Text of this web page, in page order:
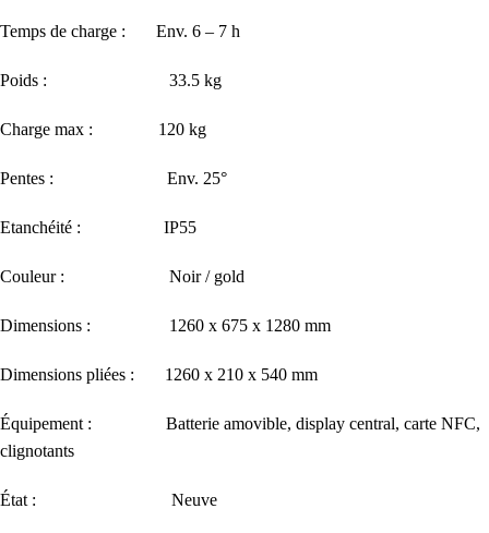
Temps de charge : Env. 6 – 7 h
Poids : 33.5 kg
Charge max : 120 kg
Pentes : Env. 25°
Etanchéité : IP55
Couleur : Noir / gold
Dimensions : 1260 x 675 x 1280 mm
Dimensions pliées : 1260 x 210 x 540 mm
Équipement : Batterie amovible, display central, carte NFC,
clignotants
État : Neuve